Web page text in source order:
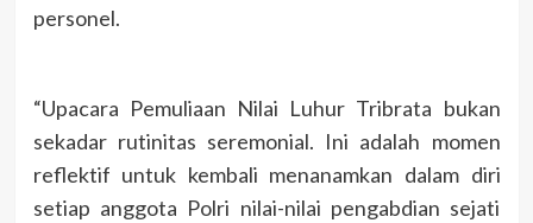
personel.
“Upacara Pemuliaan Nilai Luhur Tribrata bukan
sekadar rutinitas seremonial. Ini adalah momen
reflektif untuk kembali menanamkan dalam diri
setiap anggota Polri nilai-nilai pengabdian sejati